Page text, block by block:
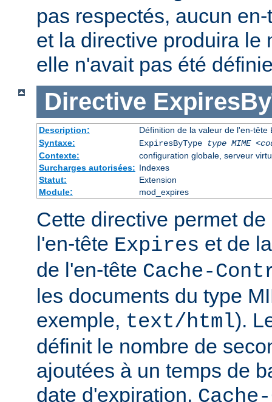
pas respectés, aucun
et la directive produira le
elle n'avait pas été
Directive
Description: Définition de la valeur de l'en-tête
Syntaxe:
ExpiresByType type MIME
Contexte:
configuration globale, serveur
Surcharges autorisées: Indexes
Statut:
Extension
Module:
mod_expires
Cette directive permet
l'en-tête Expires et de
de l'en-tête Cache-
les documents du type
exemple, text/html).
définit le nombre de
ajoutées à un temps de
date d'expiration.